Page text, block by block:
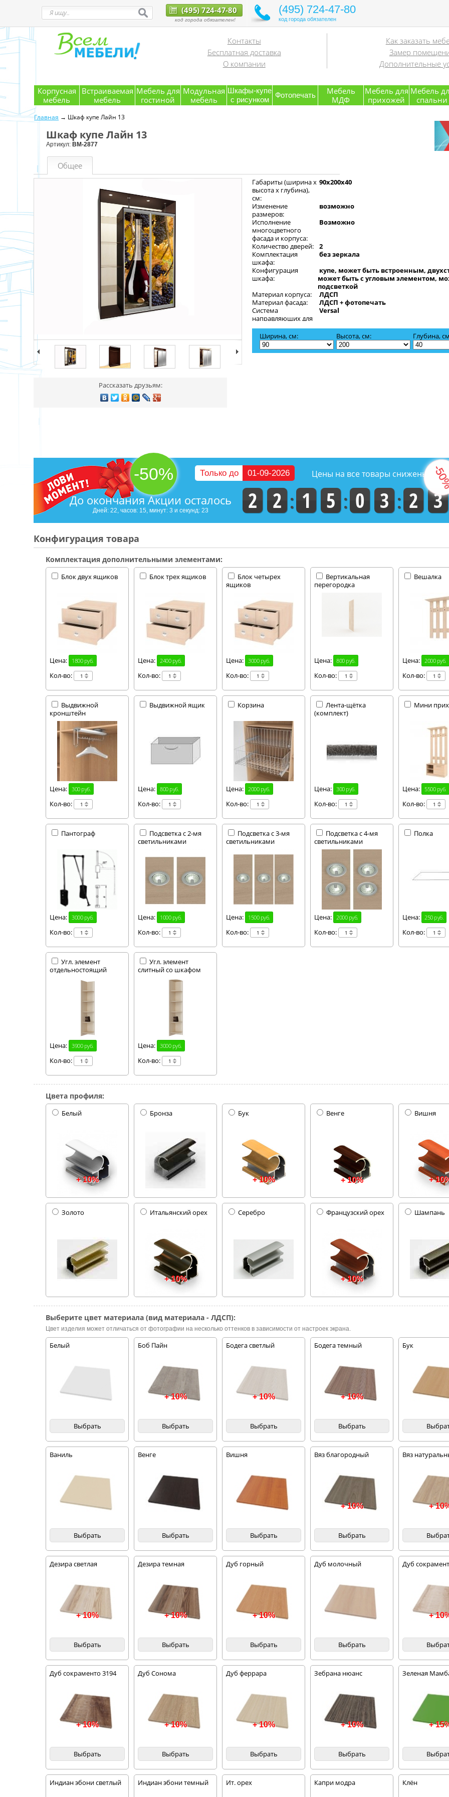
(495) 724-47-80
код города обязателен!
(495) 724-47-80
код города обязателен
Контакты
Бесплатная доставка
О компании
Как заказать
Замер
Дополнительные
Корпусная
мебель
Встраиваемая
мебель
Мебель для
гостиной
Модульная
мебель
Шкафы-купе
с рисунком
Фотопечать
Мебель
МДФ
Мебель для
прихожей
Мебель
спальни
Главная → Шкаф купе Лайн 13
Шкаф купе Лайн 13
Артикул: ВМ-2877
Общее
Рассказать друзьям:
Габариты (ширина х
высота х глубина),
см:
90x200x40
Изменение
размеров:
возможно
Исполнение
многоцветного
фасада и корпуса:
Возможно
Количество дверей:
2
Комплектация
шкафа:
без зеркала
Конфигурация
шкафа:
купе, может быть встроенным,
может быть с угловым элементом,
подсветкой
Материал корпуса:
ЛДСП
Материал фасада:
ЛДСП + фотопечать
Система
направляющих для
дверей:
Versal
Целевое
назначение:
Для гостиной, Для спальни, Для
офиса, Для дачи
Ширина, см: Высота, см: Глубина,
-50% Только до 01-09-2026 Цены на все товары снижены на
До окончания Акции осталось
Дней: 22, часов: 15, минут: 3 и секунд: 22 2 2 1 5 0 3 2 2
Конфигурация товара
Комплектация дополнительными элементами:
Блок двух ящиков
Цена: 1800 руб.
Кол-во:
Блок трех ящиков
Цена: 2400 руб.
Кол-во:
Блок четырех
ящиков
Цена: 3000 руб.
Кол-во:
Вертикальная
перегородка
Цена: 800 руб.
Кол-во:
Вешалка
Цена: 2000 руб.
Кол-во:
Выдвижной
кронштейн
Цена: 300 руб.
Кол-во:
Выдвижной ящик
Цена: 800 руб.
Кол-во:
Корзина
Цена: 2000 руб.
Кол-во:
Лента-щётка
(комплект)
Цена: 300 руб.
Кол-во:
Мини
Цена: 5500 руб.
Кол-во:
Пантограф
Цена: 3000 руб.
Кол-во:
Подсветка с 2-мя
светильниками
Цена: 1000 руб.
Кол-во:
Подсветка с 3-мя
светильниками
Цена: 1500 руб.
Кол-во:
Подсветка с 4-мя
светильниками
Цена: 2000 руб.
Кол-во:
Полка
Цена: 250 руб.
Кол-во:
Угл. элемент
отдельностоящий
Цена: 3900 руб.
Кол-во:
Угл. элемент
слитный со шкафом
Цена: 3000 руб.
Кол-во:
Цвета профиля:
Белый
+ 10%
Бронза Бук
+ 10%
Венге
+ 10%
Вишня
+
Золото Итальянский орех
+ 10%
Серебро Французский орех
+ 10%
Шампань
Выберите цвет материала (вид материала - ЛДСП):
Цвет изделия может отличаться от фотографии на несколько оттенков в зависимости от настроек экрана.
Белый
Выбрать
Боб Пайн
+ 10%
Выбрать
Бодега светлый
+ 10%
Выбрать
Бодега темный
+ 10%
Выбрать
Бук
Ваниль
Выбрать
Венге
Выбрать
Вишня
Выбрать
Вяз благородный
+ 10%
Выбрать
Вяз
+
Дезира светлая
+ 10%
Выбрать
Дезира темная
+ 10%
Выбрать
Дуб горный
+ 10%
Выбрать
Дуб молочный
Выбрать
Дуб
+
Дуб сокраменто 3194
+ 10%
Выбрать
Дуб Сонома
+ 10%
Выбрать
Дуб феррара
+ 10%
Выбрать
Зебрана нюанс
+ 10%
Выбрать
Зеленая
+
Индиан эбони светлый Индиан эбони темный Ит. орех Капри модра Клён